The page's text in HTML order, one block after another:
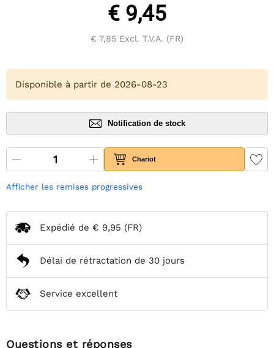
€ 9,45
€ 7,85 Excl. T.V.A. (FR)
Disponible à partir de 2026-08-23
Notification de stock
Chariot
Afficher les remises progressives
Expédié de € 9,95 (FR)
Délai de rétractation de 30 jours
Service excellent
Questions et réponses